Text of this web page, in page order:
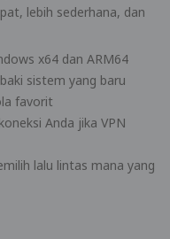
lebih sederhana, dan
x64 dan ARM64
sistem yang baru
favorit
Anda jika VPN
lalu lintas mana yang